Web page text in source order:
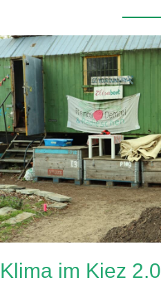
Klima im Kiez 2.0